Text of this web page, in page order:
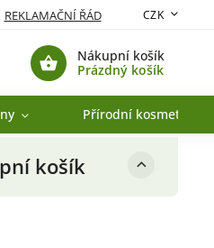
REKLAMAČNÍ ŘÁD CZK
Nákupní košík
Prázdný košík
Přírodní kosmetika
košík